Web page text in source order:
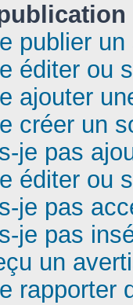
publier
éditer ou
ajouter
créer un
je pas
éditer ou
je pas
je pas
un
rapporter